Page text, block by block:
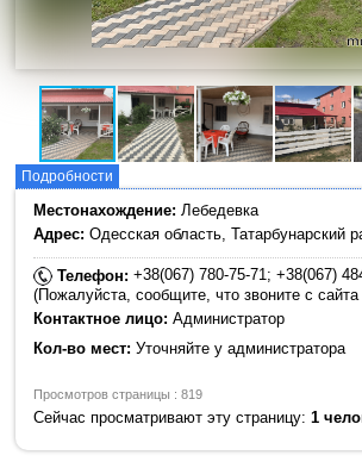
Подробности
Местонахождение: Лебедевка
Адрес: Одесская область, Татарбунарский
Телефон:+38(067) 780-75-71; +38(067)
(Пожалуйста, сообщите, что звоните с
Контактное лицо: Администратор
Кол-во мест: Уточняйте у администратора
Просмотров страницы : 819
Сейчас просматривают эту страницу:1